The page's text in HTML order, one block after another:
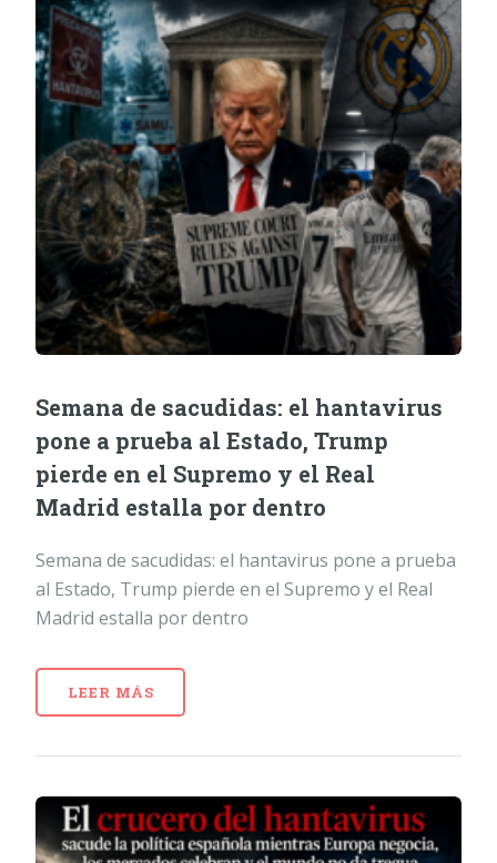
Semana de sacudidas: el hantavirus
pone a prueba al Estado, Trump
pierde en el Supremo y el Real
Madrid estalla por dentro
Semana de sacudidas: el hantavirus pone a prueba
al Estado, Trump pierde en el Supremo y el Real
Madrid estalla por dentro
LEER MÁS